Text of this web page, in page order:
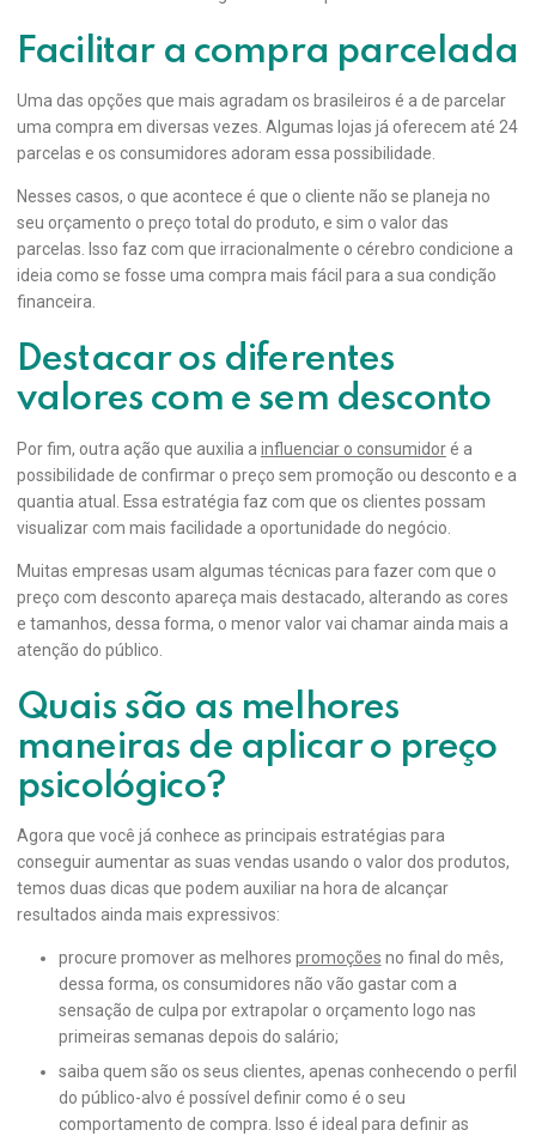
Facilitar a compra parcelada
Uma das opções que mais agradam os brasileiros é a de parcelar
uma compra em diversas vezes. Algumas lojas já oferecem até 24
parcelas e os consumidores adoram essa possibilidade.
Nesses casos, o que acontece é que o cliente não se planeja no
seu orçamento o preço total do produto, e sim o valor das
parcelas. Isso faz com que irracionalmente o cérebro condicione a
ideia como se fosse uma compra mais fácil para a sua condição
financeira.
Destacar os diferentes
valores com e sem desconto
Por fim, outra ação que auxilia a influenciar o consumidoré a
possibilidade de confirmar o preço sem promoção ou desconto e a
quantia atual. Essa estratégia faz com que os clientes possam
visualizar com mais facilidade a oportunidade do negócio.
Muitas empresas usam algumas técnicas para fazer com que o
preço com desconto apareça mais destacado, alterando as cores
e tamanhos, dessa forma, o menor valor vai chamar ainda mais a
atenção do público.
Quais são as melhores
maneiras de aplicar o preço
psicológico?
Agora que você já conhece as principais estratégias para
conseguir aumentar as suas vendas usando o valor dos produtos,
temos duas dicas que podem auxiliar na hora de alcançar
resultados ainda mais expressivos:
procure promover as melhores promoções no final do mês,
dessa forma, os consumidores não vão gastar com a
sensação de culpa por extrapolar o orçamento logo nas
primeiras semanas depois do salário;
saiba quem são os seus clientes, apenas conhecendo o perfil
do público-alvo é possível definir como é o seu
comportamento de compra. Isso é ideal para definir as